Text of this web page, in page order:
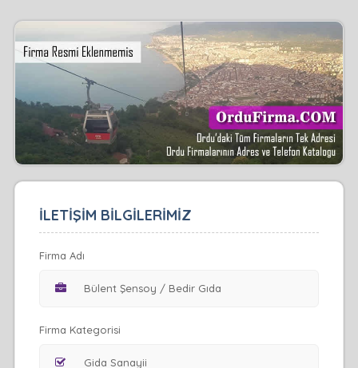
İLETİŞİM BİLGİLERİMİZ
Firma Adı
Firma Kategorisi